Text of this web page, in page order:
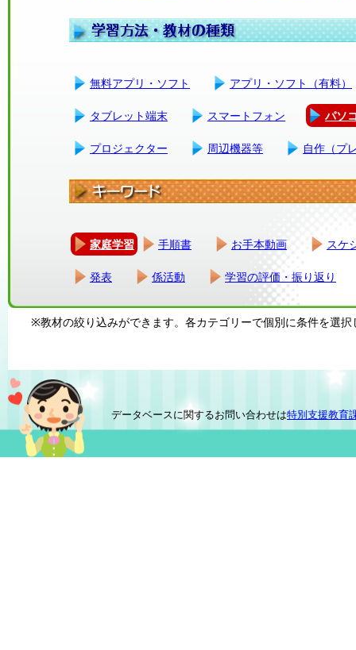
無料アプリ・ソフト アプリ・ソフト（有料）
タブレット端末 スマートフォン パソ
プロジェクター 周辺機器等 自作（プ
家庭学習 手順書 お手本動画 スケ
発表 係活動 学習の評価・振り返り
※教材の絞り込みができます。各カテゴリーで個別に条件を選択
データベースに関するお問い合わせは特別支援教育